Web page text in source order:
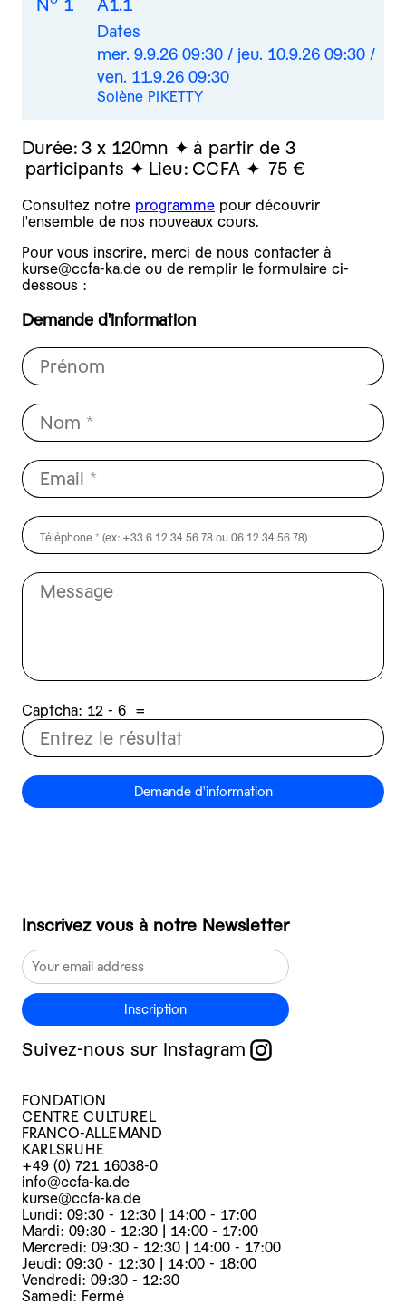
N 1 A1.1
Dates
mer. 9.9.26 09:30 / jeu. 10.9.26 09:30 /
ven. 11.9.26 09:30
Solène PIKETTY
Durée: 3 x 120mn
à partir de 3
participants
Lieu: CCFA 75 €
Consultez notre programme pour découvrir
l'ensemble de nos nouveaux cours.
Pour vous inscrire, merci de nous contacter à
kurse@ccfa-ka.de ou de remplir le formulaire ci-
dessous :
Demande d'information
Captcha: 6 - 21 =
Demande d'information
Inscrivez vous à notre Newsletter
Inscription
Suivez-nous sur Instagram
FONDATION
CENTRE CULTUREL
FRANCO-ALLEMAND
KARLSRUHE
+49 (0) 721 16038-0
info@ccfa-ka.de
kurse@ccfa-ka.de
Lundi: 09:30 - 12:30 | 14:00 - 17:00
Mardi: 09:30 - 12:30 | 14:00 - 17:00
Mercredi: 09:30 - 12:30 | 14:00 - 17:00
Jeudi: 09:30 - 12:30 | 14:00 - 18:00
Vendredi: 09:30 - 12:30
Samedi: Fermé